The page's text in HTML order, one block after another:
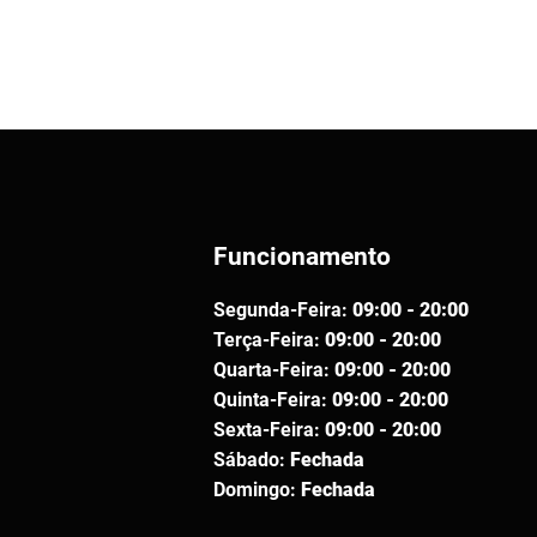
Funcionamento
Segunda-Feira: 09:00 - 20:00
Terça-Feira: 09:00 - 20:00
Quarta-Feira: 09:00 - 20:00
Quinta-Feira: 09:00 - 20:00
Sexta-Feira: 09:00 - 20:00
Sábado: Fechada
Domingo: Fechada